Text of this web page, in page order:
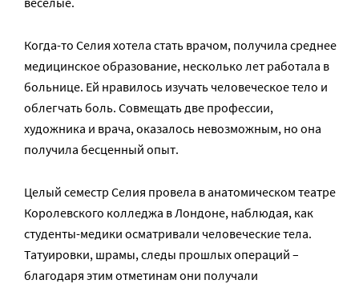
Когда-то Селия хотела стать врачом, получила среднее
медицинское образование, несколько лет работала в
больнице. Ей нравилось изучать человеческое тело и
облегчать боль. Совмещать две профессии,
художника и врача, оказалось невозможным, но она
получила бесценный опыт.
Целый семестр Селия провела в анатомическом театре
Королевского колледжа в Лондоне, наблюдая, как
студенты-медики осматривали человеческие тела.
Татуировки, шрамы, следы прошлых операций –
благодаря этим отметинам они получали